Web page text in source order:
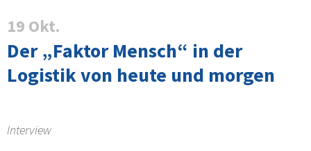
19 Okt.
Der „Faktor Mensch“ in der
Logistik von heute und morgen
Interview